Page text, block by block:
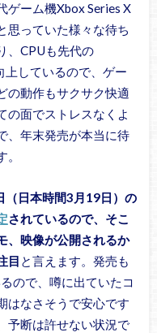
ゲーム機Xbox Series X
思っていた様々な待ち
、CPUも先代の
しているので、ゲー
の動作もサクサク快適
の面でストレスなくよ
、年末発売が本当に待
（日本時間3月19日）の
されているので、そこ
、映像が公開されるか
目 と言えます。発売も
ので、噂に出ていたコ
はなさそうで安心です
予断は許せない状況で